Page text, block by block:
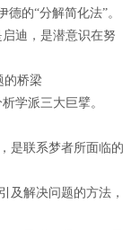
的“分解简化法”。
迪，是潜意识在努
桥梁
学派三大巨擘。
是联系梦者所面临的
及解决问题的方法，